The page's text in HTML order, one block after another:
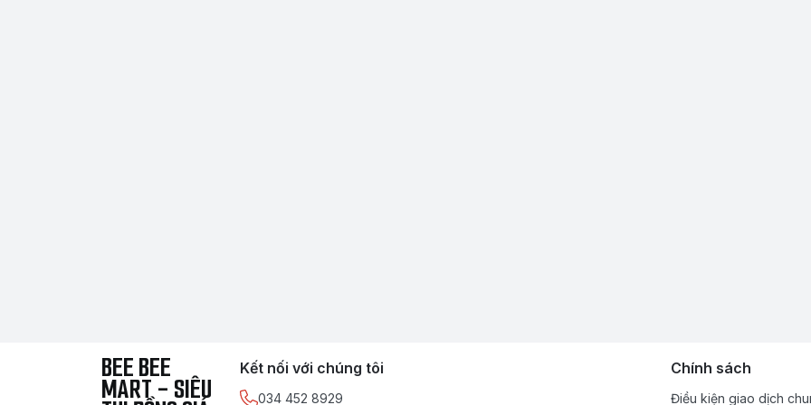
BEE BEE
MART - SIÊU
Kết nối với chúng tôi
034 452 8929
Chính sách
Điều kiện giao dịch